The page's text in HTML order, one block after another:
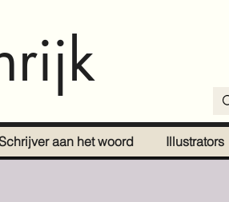
aan het woord Illustrators